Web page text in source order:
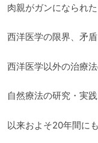
肉親がガンになられ
西洋医学の限界、矛
西洋医学以外の治療
自然療法の研究・実
以来およそ20年間にも